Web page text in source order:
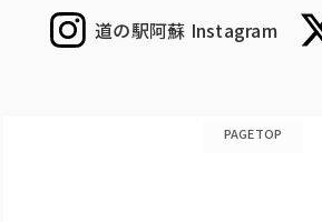
道の駅阿蘇 Instagram
PAGETOP